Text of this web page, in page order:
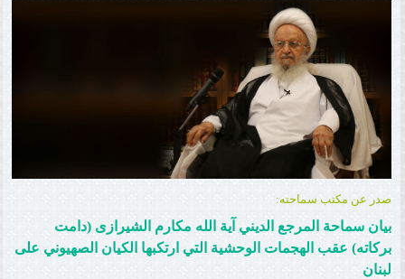
صدر عن مکتب سماحته:
بیان سماحة المرجع الدیني آية الله مکارم الشیرازی (دامت
برکاته) عقب الهجمات الوحشية التي ارتکبها الکيان الصهیوني علی
لبنان